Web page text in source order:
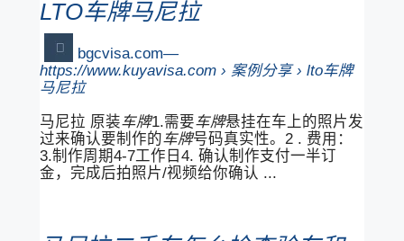
LTO车牌马尼拉
bgcvisa.com
https://www.kuyavisa.com › 案例分享 › lto车牌
马尼拉
马尼拉 原装车牌1.需要车牌悬挂在车上的照片发
过来确认要制作的车牌号码真实性。2 . 费用：
3.制作周期4-7工作日4. 确认制作支付一半订
金，完成后拍照片/视频给你确认 ...